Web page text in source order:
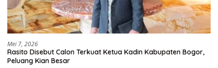
Mei 7, 2026
Rasito Disebut Calon Terkuat Ketua Kadin Kabupaten Bogor,
Peluang Kian Besar